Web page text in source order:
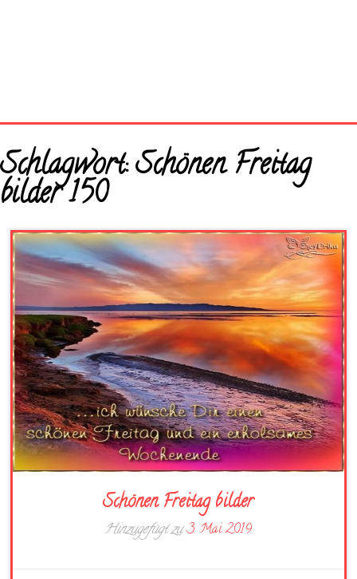
Startseite
Neue Bilder
Schlagwort:Schönen Freitag
bilder 150
Schönen Freitag bilder
Hinzugefügt zu3. Mai 2019